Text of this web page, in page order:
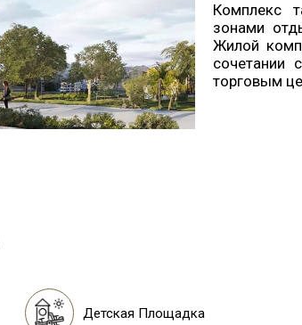
Комплекс
зонами
Жилой
сочетании
торговым
Детская Площадка